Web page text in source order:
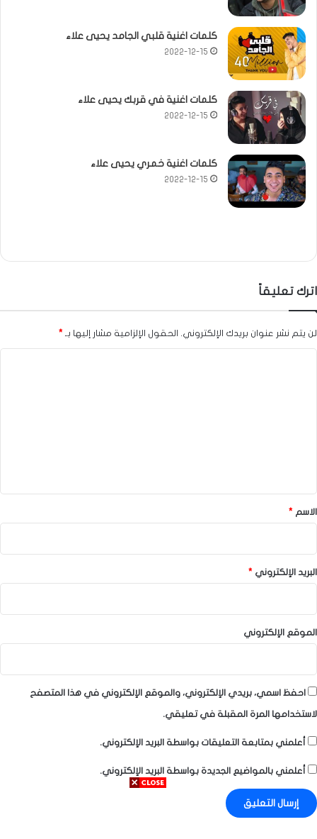
كلمات اغنية قلبي الجامد يحيى علاء
2022-12-15
كلمات اغنية في قربك يحيى علاء
2022-12-15
كلمات اغنية خمري يحيى علاء
2022-12-15
اترك تعليقاً
لن يتم نشر عنوان بريدك الإلكتروني. الحقول الإلزامية مشار إليها بـ *
*
الاسم *
البريد الإلكتروني *
الموقع الإلكتروني
احفظ اسمي، بريدي الإلكتروني، والموقع الإلكتروني في هذا المتصفح
لاستخدامها المرة المقبلة في تعليقي.
أعلمني بمتابعة التعليقات بواسطة البريد الإلكتروني.
أعلمني بالمواضيع الجديدة بواسطة البريد الإلكتروني.